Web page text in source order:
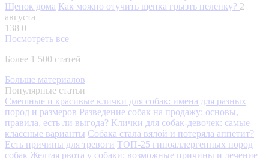
Щенок дома Как можно отучить щенка грызть пеленку? 2
августа
138 0
Посмотреть все
Более 1 500 статей
Больше материалов
Популярные статьи
Смешные и красивые клички для собак: имена для разных
пород и размеров Разведение собак на продажу: основы,
правила, есть ли выгода? Клички для собак-девочек: самые
классные варианты Собака стала вялой и потеряла аппетит?
Есть причины для тревоги ТОП-25 гипоаллергенных пород
собак Желтая рвота у собаки: возможные причины и лечение